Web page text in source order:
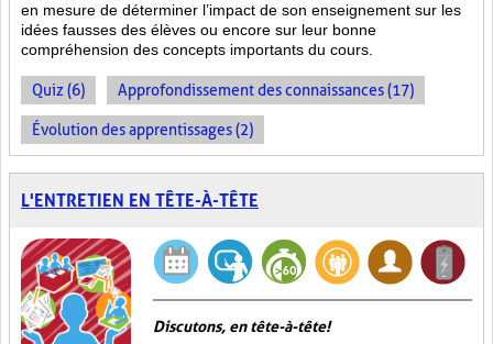
en mesure de déterminer l’impact de son enseignement sur les
idées fausses des élèves ou encore sur leur bonne
compréhension des concepts importants du cours.
Quiz (6) Approfondissement des connaissances (17)
Évolution des apprentissages (2)
L'ENTRETIEN EN TÊTE-À-TÊTE
Discutons, en tête-à-tête!